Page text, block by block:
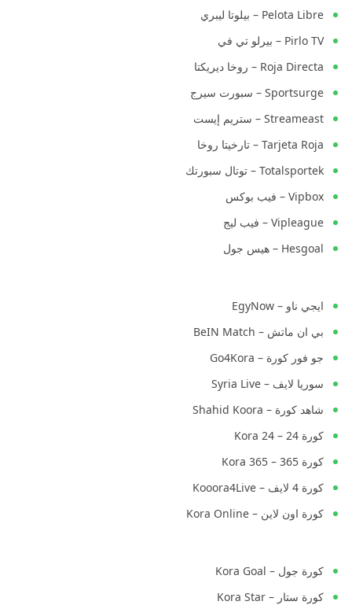
Pelota Libre – بيلوتا ليبري
Pirlo TV – بيرلو تي في
Roja Directa – روخا ديريكتا
Sportsurge – سبورت سيرج
Streameast – ستريم إيست
Tarjeta Roja – تارخيتا روخا
Totalsportek – توتال سبورتك
Vipbox – فيب بوكس
Vipleague – فيب ليج
Hesgoal – هيس جول
ايجي ناو – EgyNow
بي ان ماتش – BeIN Match
جو فور كورة – Go4Kora
سوريا لايف – Syria Live
شاهد كورة – Shahid Koora
كورة 24 – Kora 24
كورة 365 – Kora 365
كورة 4 لايف – Kooora4Live
كورة اون لاين – Kora Online
كورة جول – Kora Goal
كورة ستار – Kora Star